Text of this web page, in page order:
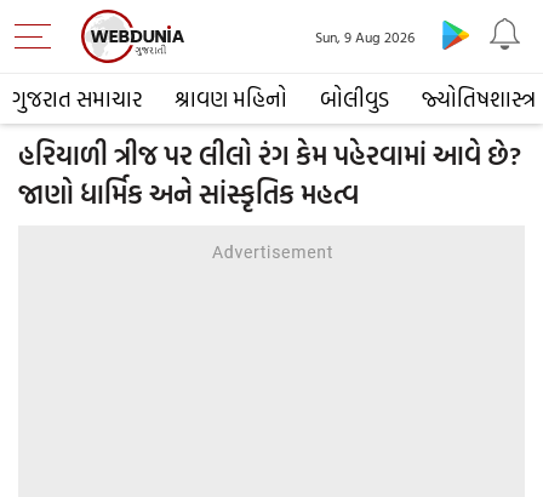
ગુજરાત સમાચાર શ્રાવણ મહિનો બોલીવુડ જ્યોતિષશાસ્ત્ર
Sun, 9 Aug 2026
હરિયાળી ત્રીજ પર લીલો રંગ કેમ પહેરવામાં આવે છે?
જાણો ધાર્મિક અને સાંસ્કૃતિક મહત્વ